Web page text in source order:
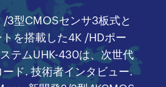
3型CMOSセンサ3板式と
を搭載した4K /HDポー
テムUHK-430は、次世代
ド. 技術者インタビュー.